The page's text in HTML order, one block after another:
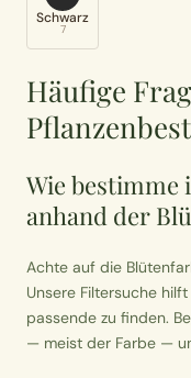
Schwarz
7
Häufige
Wie bestimme
anhand der
Achte auf die
Unsere Filtersuche
passende zu finden.
— meist der Farbe —